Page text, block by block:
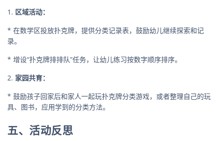
1. 区域活动：
* 在数学区投放扑克牌，提供分类记录表，鼓励幼儿继续探索和记
录。
* 增设“扑克牌排排队”任务，让幼儿练习按数字顺序排序。
2. 家园共育：
* 鼓励孩子回家后和家人一起玩扑克牌分类游戏，或者整理自己的玩
具、图书，应用学到的分类方法。
五、活动反思